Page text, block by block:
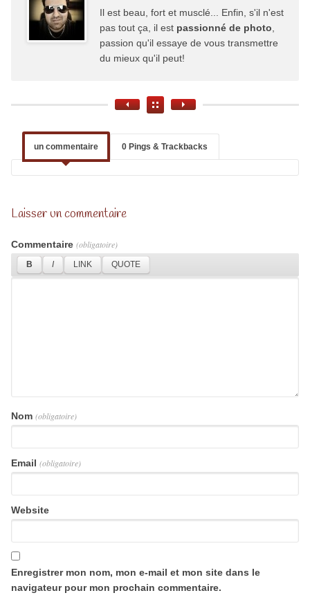
Il est beau, fort et musclé... Enfin, s'il n'est
pas tout ça, il est passionné de photo
passion qu'il essaye de vous transmettre
du mieux qu'il peut!
un commentaire 0 Pings & Trackbacks
Laisser un commentaire
Commentaire (obligatoire)
Nom (obligatoire)
Email (obligatoire)
Website
Enregistrer mon nom, mon e-mail et mon site dans le
navigateur pour mon prochain commentaire.